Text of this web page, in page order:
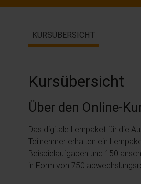
KURSÜBERSICHT
Kursübersicht
Über den Online-
Das digitale Lernpaket für die
Teilnehmer erhalten ein
Beispielaufgaben und 150
in Form von 750